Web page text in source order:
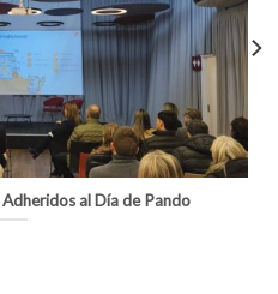
al Día de Pando